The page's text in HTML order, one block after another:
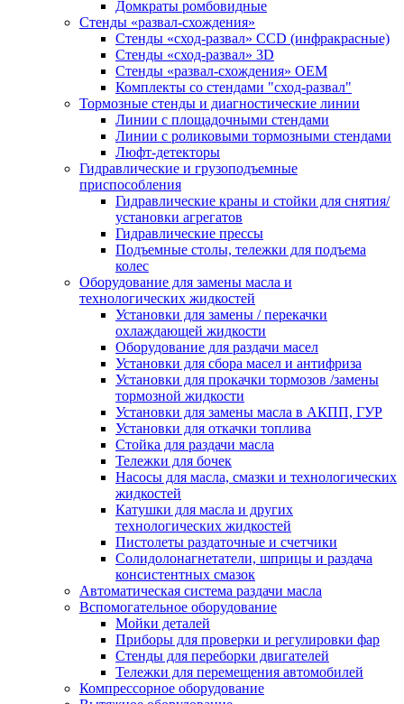
Домкраты ромбовидные
Стенды «развал-схождения»
Стенды «сход-развал» CCD (инфракрасные)
Стенды «сход-развал» 3D
Стенды «развал-схождения» ОЕМ
Комплекты со стендами "сход-развал"
Тормозные стенды и диагностические линии
Линии с площадочными стендами
Линии с роликовыми тормозными стендами
Люфт-детекторы
Гидравлические и грузоподъемные
приспособления
Гидравлические краны и стойки для снятия/
установки агрегатов
Гидравлические прессы
Подъемные столы, тележки для подъема
колес
Оборудование для замены масла и
технологических жидкостей
Установки для замены / перекачки
охлаждающей жидкости
Оборудование для раздачи масел
Установки для сбора масел и антифриза
Установки для прокачки тормозов /замены
тормозной жидкости
Установки для замены масла в АКПП, ГУР
Установки для откачки топлива
Стойка для раздачи масла
Тележки для бочек
Насосы для масла, смазки и технологических
жидкостей
Катушки для масла и других
технологических жидкостей
Пистолеты раздаточные и счетчики
Солидолонагнетатели, шприцы и раздача
консистентных смазок
Автоматическая система раздачи масла
Вспомогательное оборудование
Мойки деталей
Приборы для проверки и регулировки фар
Стенды для переборки двигателей
Тележки для перемещения автомобилей
Компрессорное оборудование